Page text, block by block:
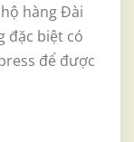
hàng Đài
đặc biệt có
để được